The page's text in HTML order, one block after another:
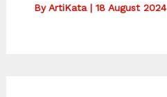
ByArtiKata | 18 August 2024